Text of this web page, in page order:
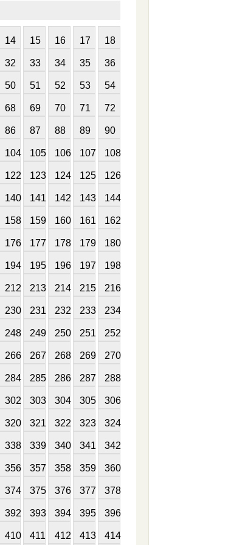
14 15 16 17 18
32 33 34 35 36
50 51 52 53 54
68 69 70 71 72
86 87 88 89 90
104 105 106 107 108
122 123 124 125 126
140 141 142 143 144
158 159 160 161 162
176 177 178 179 180
194 195 196 197 198
212 213 214 215 216
230 231 232 233 234
248 249 250 251 252
266 267 268 269 270
284 285 286 287 288
302 303 304 305 306
320 321 322 323 324
338 339 340 341 342
356 357 358 359 360
374 375 376 377 378
392 393 394 395 396
410 411 412 413 414